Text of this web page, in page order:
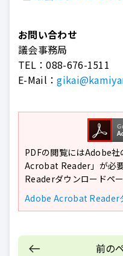
お問い合わせ
議会事務局
TEL：088-676-1511
E-Mail：
PDFの閲覧にはAdobe
Acrobat Reader」が必
Readerダウンロードペ
Adobe Acrobat Reader
前の